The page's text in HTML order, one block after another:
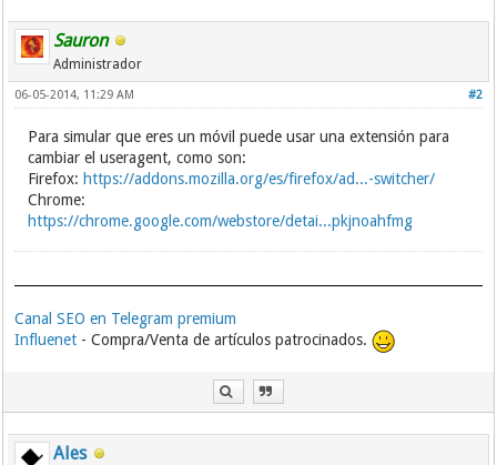
Sauron
Administrador
#2
06-05-2014, 11:29 AM
Para simular que eres un móvil puede usar una extensión para
cambiar el useragent, como son:
Firefox: https://addons.mozilla.org/es/firefox/ad...-switcher/
Chrome:
https://chrome.google.com/webstore/detai...pkjnoahfmg
Canal SEO en Telegram premium
Influenet - Compra/Venta de artículos patrocinados.
Ales